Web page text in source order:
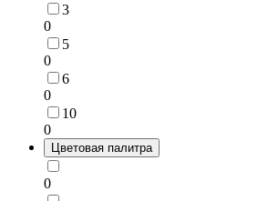
3
0
5
0
6
0
10
0
Цветовая палитра
0